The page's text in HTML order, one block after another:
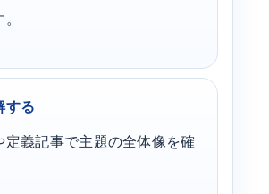
する
定義記事で主題の全体像を確